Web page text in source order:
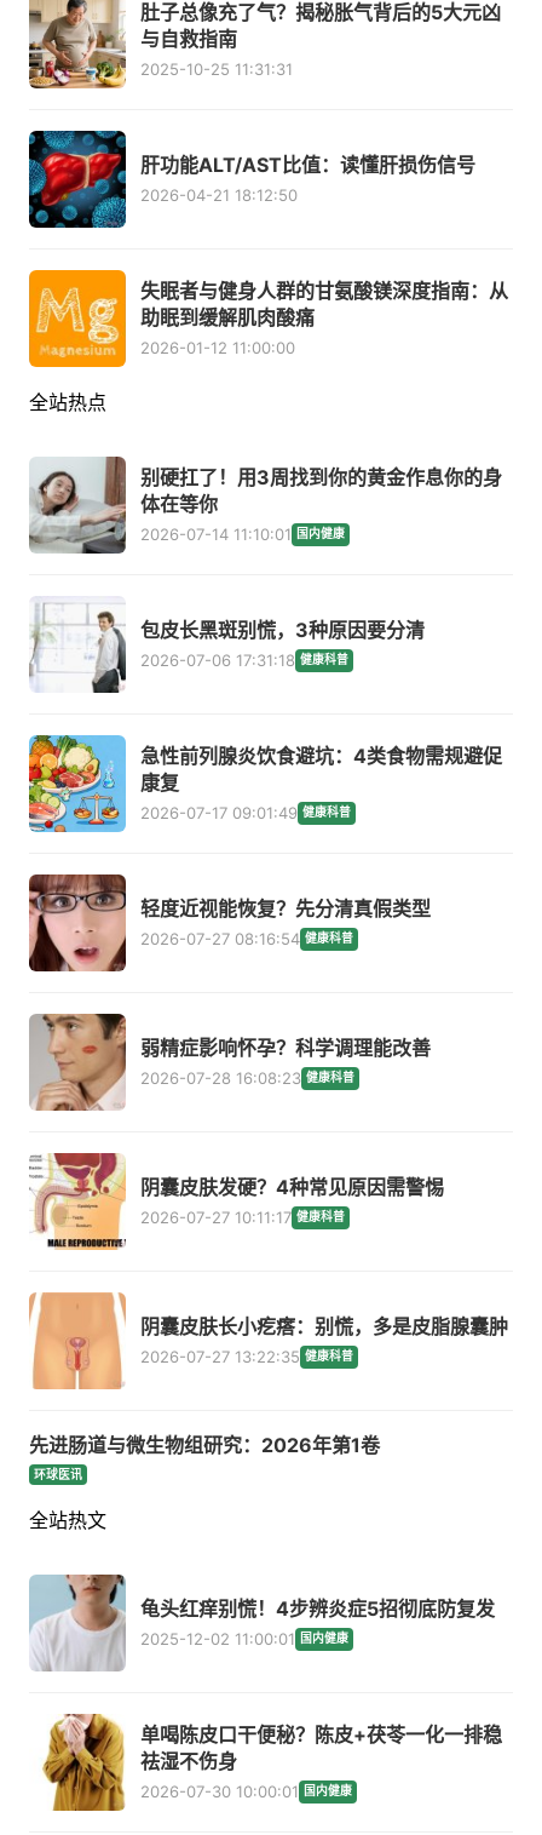
肚子总像充了气？揭秘胀气背后的5大元凶
与自救指南
2025-10-25 11:31:31
肝功能ALT/AST比值：读懂肝损伤信号
2026-04-21 18:12:50
失眠者与健身人群的甘氨酸镁深度指南：从
助眠到缓解肌肉酸痛
2026-01-12 11:00:00
全站热点
别硬扛了！用3周找到你的黄金作息你的身
体在等你
2026-07-14 11:10:01 国内健康
包皮长黑斑别慌，3种原因要分清
2026-07-06 17:31:18 健康科普
急性前列腺炎饮食避坑：4类食物需规避促
康复
2026-07-17 09:01:49 健康科普
轻度近视能恢复？先分清真假类型
2026-07-27 08:16:54 健康科普
弱精症影响怀孕？科学调理能改善
2026-07-28 16:08:23 健康科普
阴囊皮肤发硬？4种常见原因需警惕
2026-07-27 10:11:17 健康科普
阴囊皮肤长小疙瘩：别慌，多是皮脂腺囊肿
2026-07-27 13:22:35 健康科普
先进肠道与微生物组研究：2026年第1卷
环球医讯
全站热文
龟头红痒别慌！4步辨炎症5招彻底防复发
2025-12-02 11:00:01 国内健康
单喝陈皮口干便秘？陈皮+茯苓一化一排稳
祛湿不伤身
2026-07-30 10:00:01 国内健康